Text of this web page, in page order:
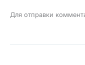
Для отправки